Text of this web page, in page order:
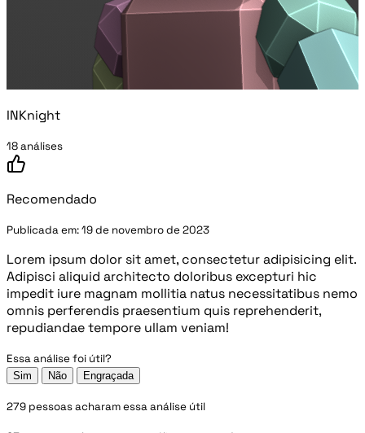
INKnight
18 análises
Recomendado
Publicada em:19 de novembro de 2023
Lorem ipsum dolor sit amet, consectetur adipisicing elit.
Adipisci aliquid architecto doloribus excepturi hic
impedit iure magnam mollitia natus necessitatibus nemo
omnis perferendis praesentium quis reprehenderit,
repudiandae tempore ullam veniam!
Essa análise foi útil?
Sim Não Engraçada
279 pessoas acharam essa análise útil